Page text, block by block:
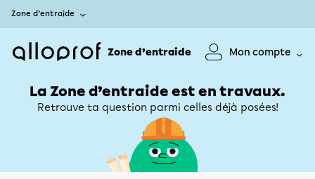
Zone d’entraide
Zone d’entraide Mon compte
La Zone d’entraide est en travaux.
Retrouve ta question parmi celles déjà posées!